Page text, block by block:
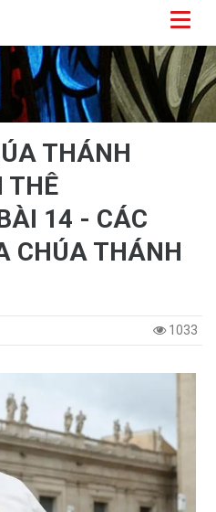
THÁNH
THÊ
14 - CÁC
CHÚA THÁNH
1033